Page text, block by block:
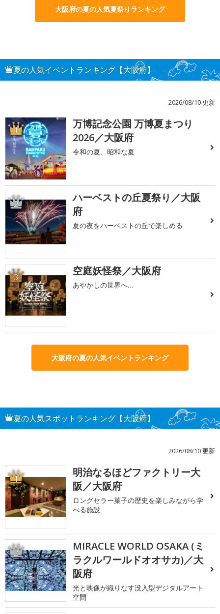
大阪府の夏の人気夏祭りランキング
夏の人気イベントランキング【大阪府】
2026/08/10 更新
1
万博記念公園 万博夏まつり
2026／大阪府
令和の夏、昭和な夏
2
ハーベストの丘夏祭り／大阪
府
夏の夜をハーベストの丘で楽しめる
3 空庭妖怪祭／大阪府
あやかしの世界へ…
大阪府の夏の人気イベントランキング
夏の人気スポットランキング【大阪府】
2026/08/10 更新
1
明治なるほどファクトリー大
阪／大阪府
ロングセラー菓子の歴史を楽しみながら学
べる施設
2
MIRACLE WORLD OSAKA (ミ
ラクルワールドオオサカ)／大
阪府
光と映像が織りなす没入型デジタルアート
空間